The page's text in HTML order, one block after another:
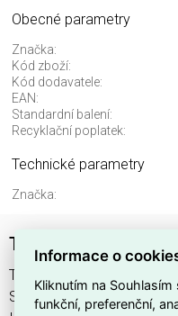
Obecné parametry
Značka:
Kód zboží:
Kód dodavatele:
EAN:
Standardní balení:
Recyklační poplatek:
Technické parametry
Značka:
THOR PR 18W
THOR PR 18W
Svítidla, Svítidla, světelné
Informace o
Kliknutím na
funkční, preferenční,